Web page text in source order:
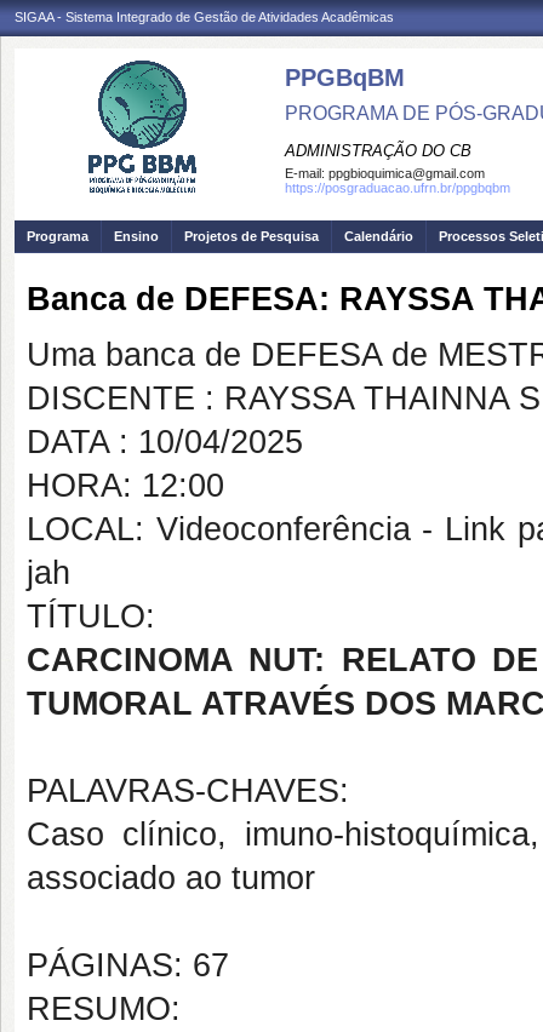
SIGAA - Sistema Integrado de Gestão de Atividades Acadêmicas
PPGBqBM
PROGRAMA DE PÓS-
ADMINISTRAÇÃO DO CB
E-mail: ppgbioquimica@gmail.com
https://posgraduacao.ufrn.br/ppgbqbm
Programa Ensino Projetos de Pesquisa Calendário Processos
Banca de DEFESA: RAYSSA
Uma banca de DEFESA de
DISCENTE : RAYSSA THAINNA
DATA : 10/04/2025
HORA: 12:00
LOCAL: Videoconferência - Link
jah
TÍTULO:
CARCINOMA NUT: RELATO
TUMORAL ATRAVÉS DOS
PALAVRAS-CHAVES:
Caso clínico, imuno-
associado ao tumor
PÁGINAS: 67
RESUMO: